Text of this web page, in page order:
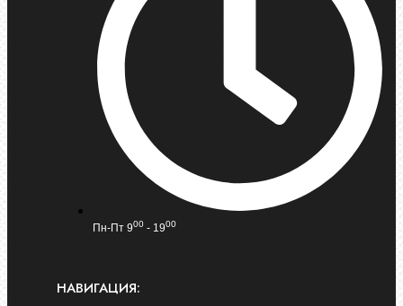
Пн-Пт 900 - 1900
НАВИГАЦИЯ: